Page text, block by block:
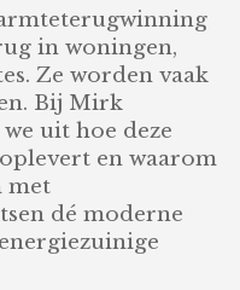
in woningen,
Ze worden vaak
Bij Mirk
uit hoe deze
en waarom
met
dé moderne